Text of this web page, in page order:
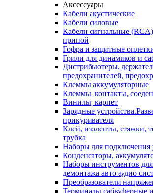
Аксессуары
Кабели акустические
Кабели силовые
Кабели сигнальные
припой
Гофра и защитные
Грили для динамиков и
Дистрибьютеры,
предохранителей,
Клеммы аккумуляторные
Клеммы, контакты,
Винилы, карпет
Зарядные
прикуривателя
Клей, изоленты, стяжки,
трубка
Наборы для подключения
Конденсаторы,
Наборы инструментов
демонтажа авто аудио
Преобразователи
Терминалы сабвуферные